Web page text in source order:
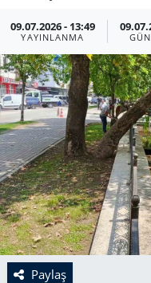
09.07.2026 - 13:49
YAYINLANMA
Paylaş